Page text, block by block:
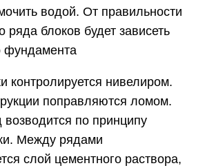
водой. От правильности
ряда блоков будет зависеть
фундамента
контролируется нивелиром.
поправляются ломом.
по принципу
Между рядами
слой цементного раствора,